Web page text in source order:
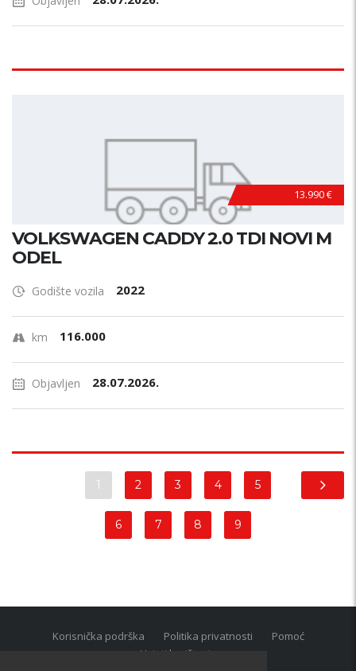
13.990 €
VOLKSWAGEN CADDY 2.0 TDI NOVI M
ODEL
Godište vozila 2022
km 116.000
Objavljen 28.07.2026.
1 2 3 4 5
6 7 8 9
Korisnička podrška Politika privatnosti
Pomoć
Uvjeti korištenja